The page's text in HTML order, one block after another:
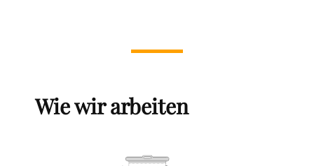
Wie wir arbeiten